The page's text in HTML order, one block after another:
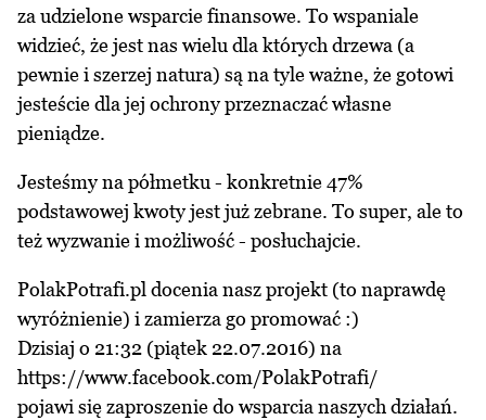
za udzielone wsparcie finansowe. To wspaniale
widzieć, że jest nas wielu dla których drzewa (a
pewnie i szerzej natura) są na tyle ważne, że gotowi
jesteście dla jej ochrony przeznaczać własne
pieniądze.
Jesteśmy na półmetku - konkretnie 47%
podstawowej kwoty jest już zebrane. To super, ale to
też wyzwanie i możliwość - posłuchajcie.
PolakPotrafi.pl docenia nasz projekt (to naprawdę
wyróżnienie) i zamierza go promować :)
Dzisiaj o 21:32 (piątek 22.07.2016) na
https://www.facebook.com/PolakPotrafi/
pojawi się zaproszenie do wsparcia naszych działań.